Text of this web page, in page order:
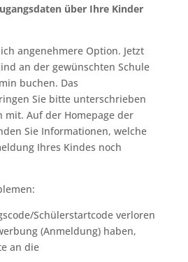
über Ihre Kinder
angenehmere Option. Jetzt
an der gewünschten Schule
buchen. Das
Sie bitte unterschrieben
mit. Auf der Homepage der
Sie Informationen, welche
Ihres Kindes noch
Schülerstartcode verloren
(Anmeldung) haben,
an die